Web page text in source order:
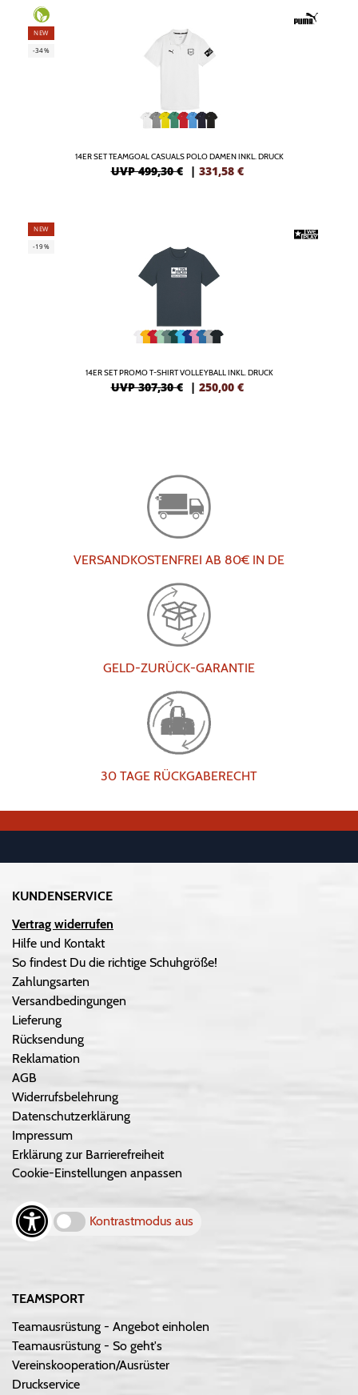
NEW
-34%
14ER SET TEAMGOAL CASUALS POLO DAMEN INKL. DRUCK
UVP 499,30 € | 331,58 €
NEW
-19%
14ER SET PROMO T-SHIRT VOLLEYBALL INKL. DRUCK
UVP 307,30 € | 250,00 €
VERSANDKOSTENFREI AB 80€ IN DE
GELD-ZURÜCK-GARANTIE
30 TAGE RÜCKGABERECHT
KUNDENSERVICE
Vertrag widerrufen
Hilfe und Kontakt
So findest Du die richtige Schuhgröße!
Zahlungsarten
Versandbedingungen
Lieferung
Rücksendung
Reklamation
AGB
Widerrufsbelehrung
Datenschutzerklärung
Impressum
Erklärung zur Barrierefreiheit
Cookie-Einstellungen anpassen
Kontrastmodus aus
TEAMSPORT
Teamausrüstung - Angebot einholen
Teamausrüstung - So geht's
Vereinskooperation/Ausrüster
Druckservice